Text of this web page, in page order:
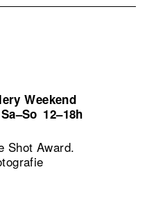
Weekend
Sa–So 12–18h
Shot Award.